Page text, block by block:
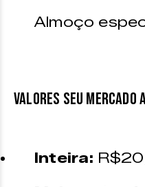
Almoço
VALORES SEU MERCADO
Inteira: